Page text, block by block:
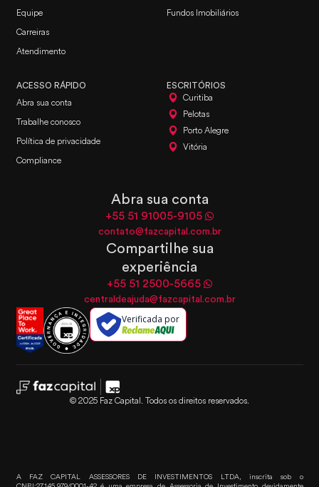
Equipe
Carreiras
Atendimento
Fundos Imobiliários
ACESSO RÁPIDO
Abra sua conta
Trabalhe conosco
Política de privacidade
Compliance
ESCRITÓRIOS
Curitiba
Pelotas
Porto Alegre
Vitória
Abra sua conta
+55 51 91005-9105
contato@fazcapital.com.br
Compartilhe sua
experiência
+55 51 2500-5665
centraldeajuda@fazcapital.com.br
Verificada por
© 2025 Faz Capital. Todos os direitos reservados.
A FAZ CAPITAL ASSESSORES DE INVESTIMENTOS LTDA, inscrita sob o